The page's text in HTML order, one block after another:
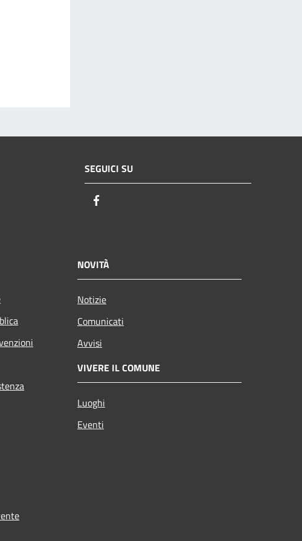
SEGUICI SU
NOVITÀ
Notizie
Comunicati
Avvisi
VIVERE IL COMUNE
Luoghi
Eventi